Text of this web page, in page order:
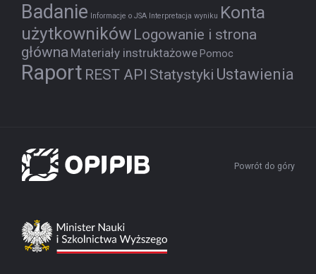
Badanie Informacje o JSA Interpretacja wyniku Konta
użytkowników Logowanie i strona
główna Materiały instruktażowe Pomoc
Raport REST API Statystyki Ustawienia
Powrót do góry